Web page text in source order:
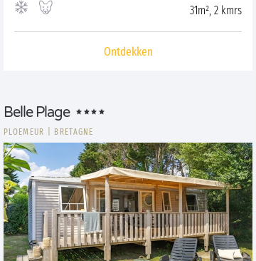
31m², 2 kmrs
Ontdekken
Belle Plage
PLOEMEUR BRETAGNE